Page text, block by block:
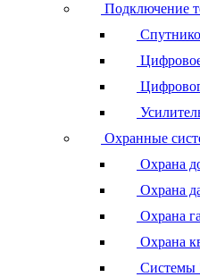
Подключение
Охранные
Охрана
Охрана
Охрана
Охрана